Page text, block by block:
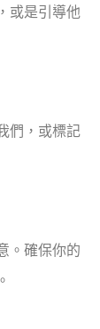
或是引導他
們，或標記
。確保你的